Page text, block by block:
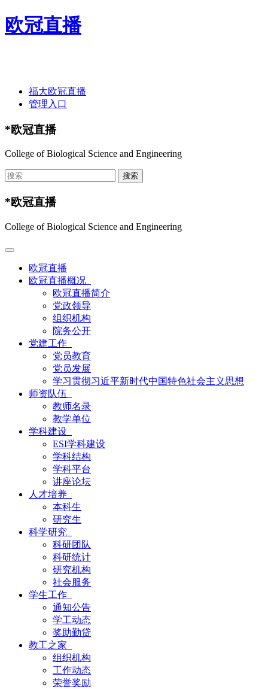
欧冠直播
福大欧冠直播
管理入口
*欧冠直播
College of Biological Science and Engineering
*欧冠直播
College of Biological Science and Engineering
欧冠直播
欧冠直播概况
欧冠直播简介
党政领导
组织机构
院务公开
党建工作
党员教育
党员发展
学习贯彻习近平新时代中国特色社会主义思想
师资队伍
教师名录
教学单位
学科建设
ESI学科建设
学科结构
学科平台
讲座论坛
人才培养
本科生
研究生
科学研究
科研团队
科研统计
研究机构
社会服务
学生工作
通知公告
学工动态
奖助勤贷
教工之家
组织机构
工作动态
荣誉奖励